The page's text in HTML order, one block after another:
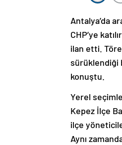
Antalya’da
CHP’ye
ilan etti.
sürüklendiği
konuştu.
Yerel
Kepez İlçe
ilçe
Aynı